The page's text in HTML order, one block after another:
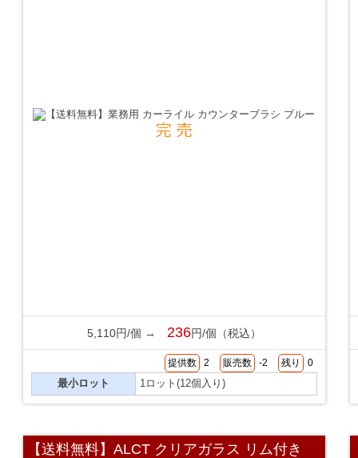
5,110円/個 → 236円/個（税込）
提供数 2 販売数 -2 残り 0
最小ロット 1ロット(12個入り)
【送料無料】ALCT クリアガラス リム付き